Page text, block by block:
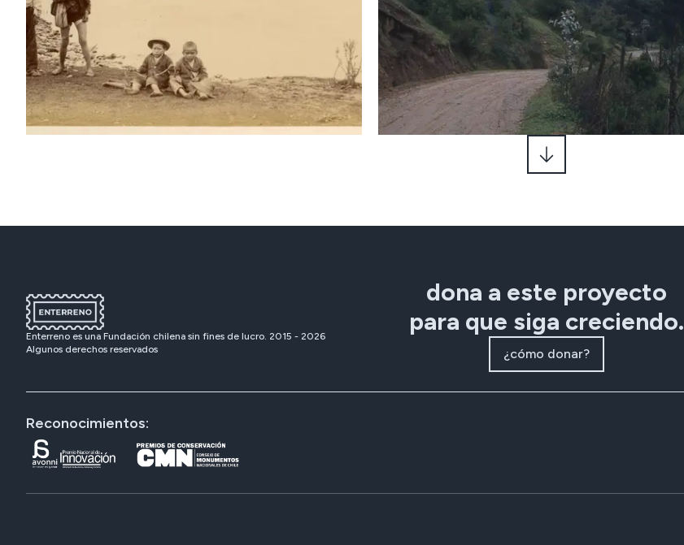
Enterreno es una Fundación chilena sin fines de lucro. 2015 - 2026
Algunos derechos reservados
dona a este proyecto
para que siga creciendo.
¿cómo donar?
Reconocimientos: